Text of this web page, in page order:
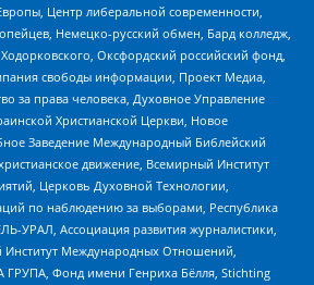
Центр либеральной современности,
Немецко-русский обмен, Бард колледж,
Оксфордский российский фонд,
свободы информации, Проект Медиа,
за права человека, Духовное Управление
Христианской Церкви, Новое
Заведение Международный Библейский
движение, Всемирный Институт
Церковь Духовной Технологии,
по наблюдению за выборами, Республика
Ассоциация развития журналистики,
Институт Международных Отношений,
Фонд имени Генриха Бёлля, Stichting